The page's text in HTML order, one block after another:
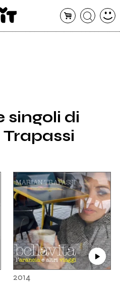
singoli di
2014